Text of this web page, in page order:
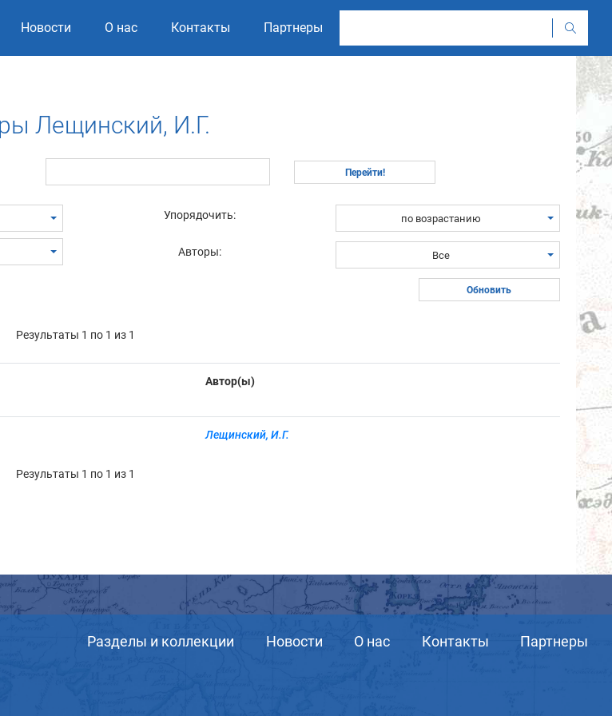
Новости О нас Контакты Партнеры
Лещинский, И.Г.
Упорядочить: по возрастанию
Авторы: Все
Результаты 1 по 1 из 1
Автор(ы)
Лещинский, И.Г.
Результаты 1 по 1 из 1
Разделы и коллекции Новости О нас Контакты Партнеры